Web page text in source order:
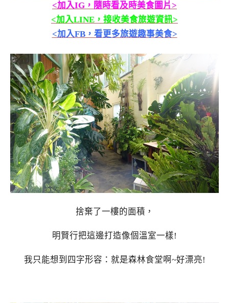
<加入IG，隨時看及時美食圖片>
<加入LINE，接收美食旅遊資訊>
<加入FB，看更多旅遊趣事美食>
捨棄了一樓的面積，
明賢行把這邊打造像個溫室一樣!
我只能想到四字形容：就是森林食堂啊~好漂亮!